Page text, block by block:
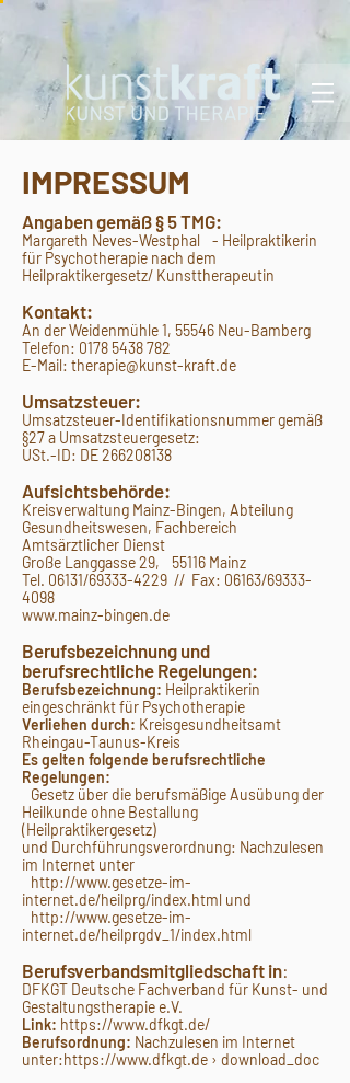
IMPRESSUM
Angaben gemäß § 5 TMG:
Margareth Neves-Westphal - Heilpraktikerin
für Psychotherapie nach dem
Heilpraktikergesetz/ Kunsttherapeutin
Kontakt:
An der Weidenmühle 1, 55546 Neu-Bamberg
Telefon: 0178 5438 782
E-Mail: therapie@kunst-kraft.de
Umsatzsteuer:
Umsatzsteuer-Identifikationsnummer gemäß
§27 a Umsatzsteuergesetz:
USt.-ID: DE266208138
Aufsichtsbehörde:
Kreisverwaltung Mainz-Bingen, Abteilung
Gesundheitswesen, Fachbereich
Amtsärztlicher Dienst
Große Langgasse 29, 55116 Mainz
Tel. 06131/69333-4229 // Fax: 06163/69333-
4098
www.mainz-bingen.de
Berufsbezeichnung und
berufsrechtliche Regelungen:
Berufsbezeichnung: Heilpraktikerin
eingeschränkt für Psychotherapie
Verliehen durch: Kreisgesundheitsamt
Rheingau-Taunus-Kreis
Es gelten folgende berufsrechtliche
Regelungen:
Gesetz über die berufsmäßige Ausübung der
Heilkunde ohne Bestallung
(Heilpraktikergesetz)
und Durchführungsverordnung: Nachzulesen
im Internet unter
http://www.gesetze-im-
internet.de/heilprg/index.html und
http://www.gesetze-im-
internet.de/heilprgdv_1/index.html
Berufsverbandsmitgliedschaft in:
DFKGT Deutsche Fachverband für Kunst- und
Gestaltungstherapie e.V.
Link: https://www.dfkgt.de/
Berufsordnung: Nachzulesen im Internet
unter:https://www.dfkgt.de › download_doc